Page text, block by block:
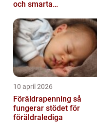
och smarta
10 april 2026
Föräldrapenning så
fungerar stödet för
föräldralediga